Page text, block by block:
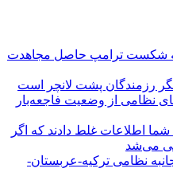
شکست ترامپ حاصل مجاهدت
رزمندگان پشت لانچر است
نظامی از وضعیت فاجعه‌بار
اطلاعات غلط دادند که اگر
می‌شد
نظامی ترکیه-عربستان-